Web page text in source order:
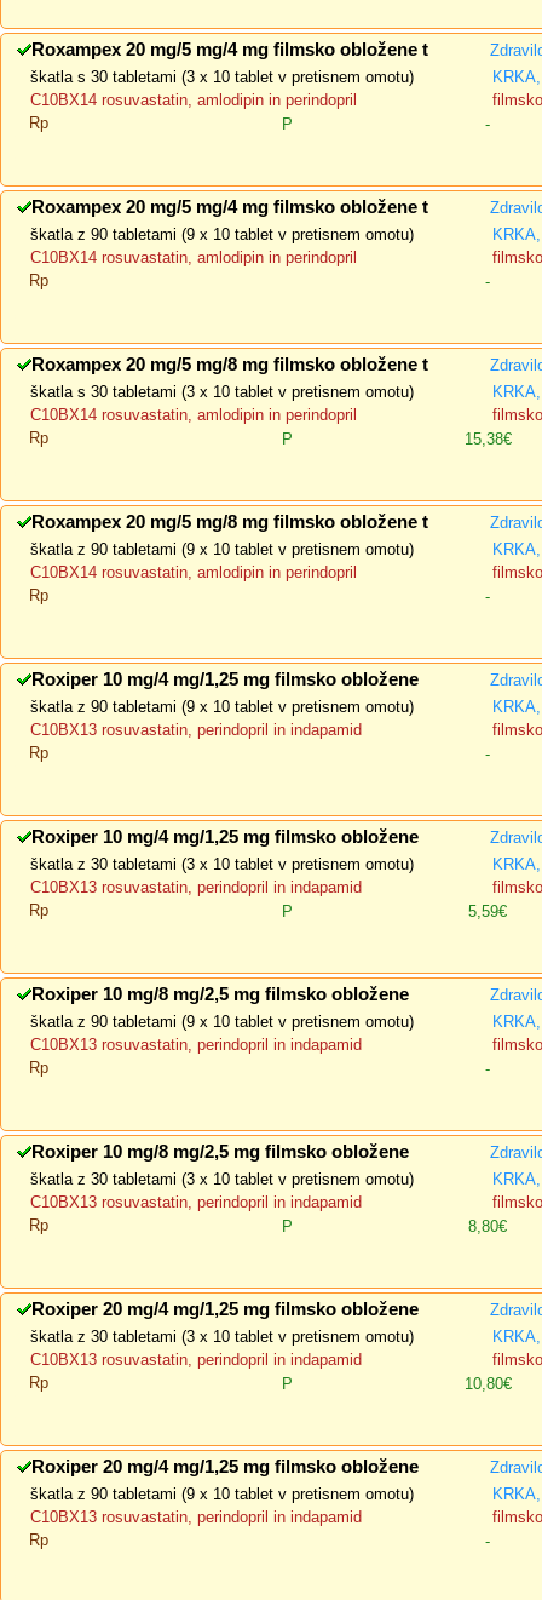
Roxampex 20 mg/5 mg/4 mg filmsko obložene t
škatla s 30 tabletami (3 x 10 tablet v pretisnem omotu)
C10BX14 rosuvastatin, amlodipin in perindopril
Rp
P -
Roxampex 20 mg/5 mg/4 mg filmsko obložene t
škatla z 90 tabletami (9 x 10 tablet v pretisnem omotu)
C10BX14 rosuvastatin, amlodipin in perindopril
Rp
-
Roxampex 20 mg/5 mg/8 mg filmsko obložene t
škatla s 30 tabletami (3 x 10 tablet v pretisnem omotu)
C10BX14 rosuvastatin, amlodipin in perindopril
Rp
P 15,38€
Roxampex 20 mg/5 mg/8 mg filmsko obložene t
škatla z 90 tabletami (9 x 10 tablet v pretisnem omotu)
C10BX14 rosuvastatin, amlodipin in perindopril
Rp
-
Roxiper 10 mg/4 mg/1,25 mg filmsko obložene
škatla z 90 tabletami (9 x 10 tablet v pretisnem omotu)
C10BX13 rosuvastatin, perindopril in indapamid
Rp
-
Roxiper 10 mg/4 mg/1,25 mg filmsko obložene
škatla z 30 tabletami (3 x 10 tablet v pretisnem omotu)
C10BX13 rosuvastatin, perindopril in indapamid
Rp
P 5,59€
Roxiper 10 mg/8 mg/2,5 mg filmsko obložene
škatla z 90 tabletami (9 x 10 tablet v pretisnem omotu)
C10BX13 rosuvastatin, perindopril in indapamid
Rp
-
Roxiper 10 mg/8 mg/2,5 mg filmsko obložene
škatla z 30 tabletami (3 x 10 tablet v pretisnem omotu)
C10BX13 rosuvastatin, perindopril in indapamid
Rp
P 8,80€
Roxiper 20 mg/4 mg/1,25 mg filmsko obložene
škatla z 30 tabletami (3 x 10 tablet v pretisnem omotu)
C10BX13 rosuvastatin, perindopril in indapamid
Rp
P 10,80€
Roxiper 20 mg/4 mg/1,25 mg filmsko obložene
škatla z 90 tabletami (9 x 10 tablet v pretisnem omotu)
C10BX13 rosuvastatin, perindopril in indapamid
Rp
-